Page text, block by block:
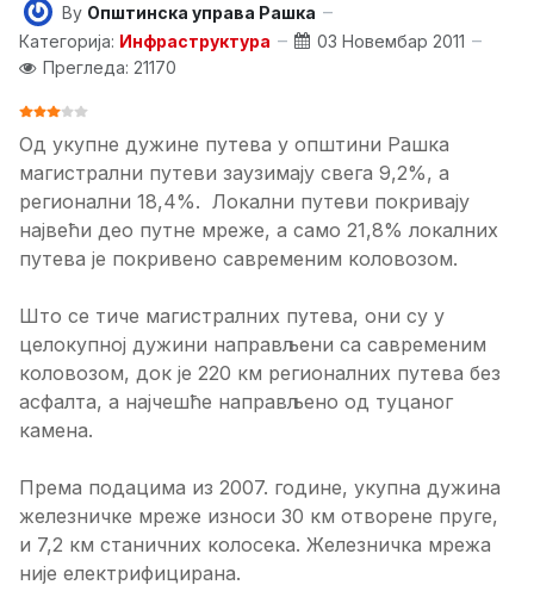
By Општинска управа Рашка
Категорија: Инфраструктура
03 Новембар 2011
Прегледа: 21170
ОЦЕНА КОРИСНИКА:
Од укупне дужине путева у општини Рашка
магистрални путеви заузимају свега 9,2%, а
регионални 18,4%. Локални путеви покривају
највећи део путне мреже, а само 21,8% локалних
путева је покривено савременим коловозом.
Што се тиче магистралних путева, они су у
целокупној дужини направљени са савременим
коловозом, док је 220 км регионалних путева без
асфалта, а најчешће направљено од туцаног
камена.
Према подацима из 2007. године, укупна дужина
железничке мреже износи 30 км отворене пруге,
и 7,2 км станичних колосека. Железничка мрежа
није електрифицирана.